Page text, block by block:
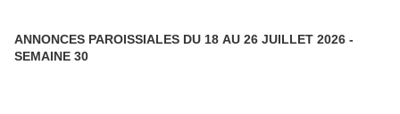
ANNONCES PAROISSIALES DU 18 AU 26 JUILLET 2026 -
SEMAINE 30